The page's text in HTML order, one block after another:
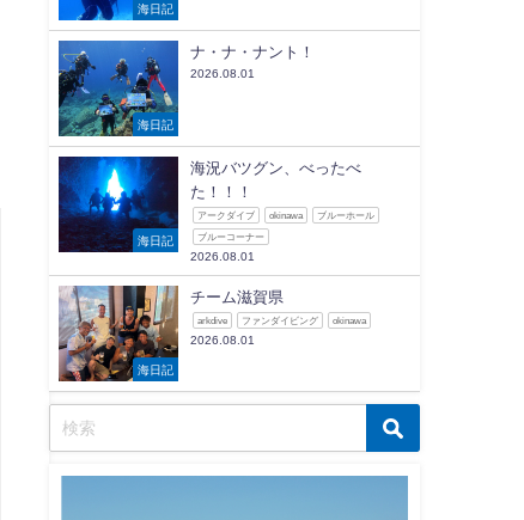
海日記
海日記
ナ・ナ・ナント！
2026.08.01
海日記
海況バツグン、べったべ
た！！！
アークダイブ okinawa ブルーホール
ブルーコーナー
2026.08.01
海日記
チーム滋賀県
arkdive ファンダイビング okinawa
2026.08.01